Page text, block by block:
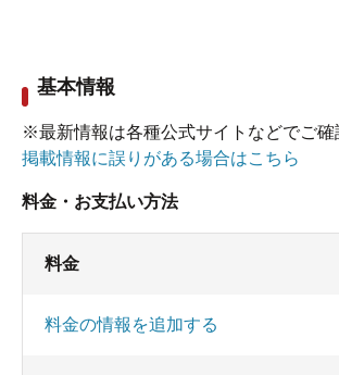
基本情報
※最新情報は各種公式サイトなどでご確
掲載情報に誤りがある場合はこちら
料金・お支払い方法
料金
料金の情報を追加する